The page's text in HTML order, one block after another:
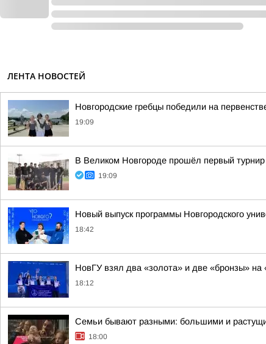
ЛЕНТА НОВОСТЕЙ
Новгородские гребцы победили на
19:09
В Великом Новгороде прошёл первый турнир
19:09
Новый выпуск программы Новгородского
18:42
НовГУ взял два «золота» и две «бронзы» на
18:12
Семьи бывают разными: большими и
18:00